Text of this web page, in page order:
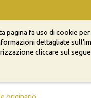
anche a scopi
pagina fa uso di cookie
dettagliate
cliccare sul